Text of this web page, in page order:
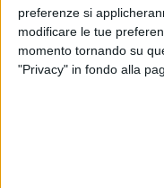
preferenze si
modificare le tue
momento tornando su
"Privacy" in fondo alla
Beatrice è stata
leader del futuro e
Inoltre è membro